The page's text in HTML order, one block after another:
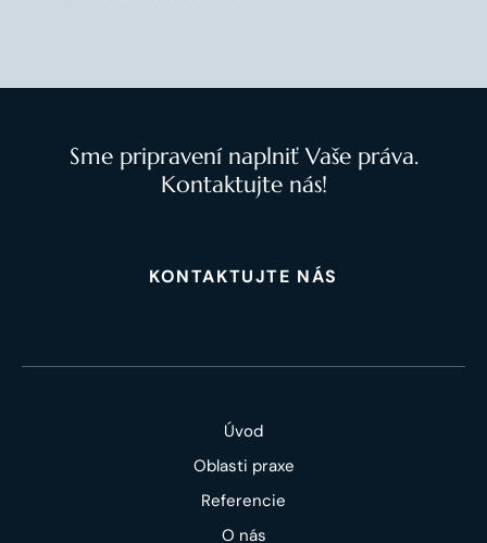
Sme pripravení naplniť Vaše práva.
Kontaktujte nás!
KONTAKTUJTE NÁS
Úvod
Oblasti praxe
Referencie
O nás